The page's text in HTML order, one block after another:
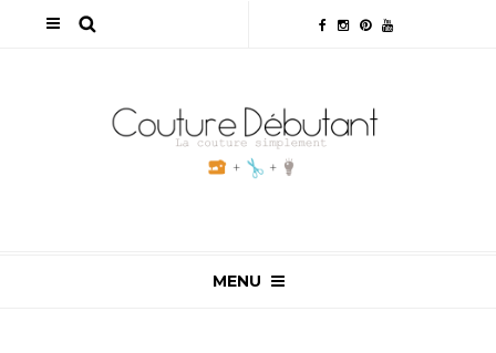
MENU